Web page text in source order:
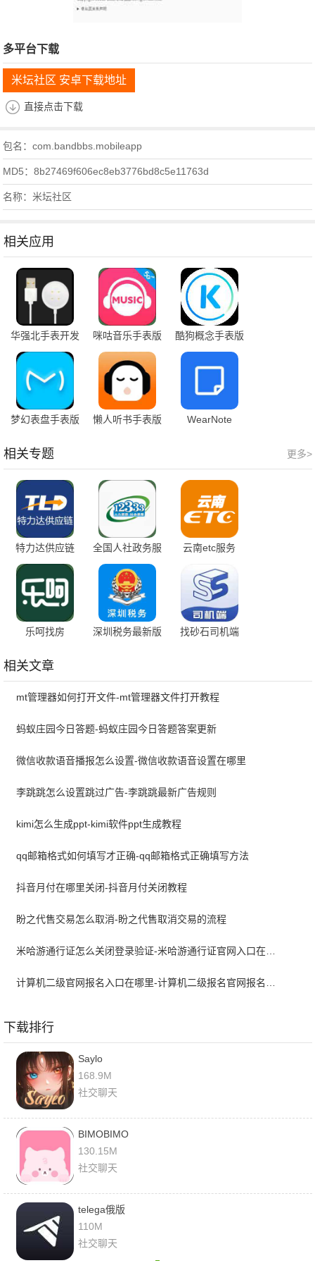
多平台下载
米坛社区 安卓下载地址
直接点击下载
包名：com.bandbbs.mobileapp
MD5：8b27469f606ec8eb3776bd8c5e11763d
名称：米坛社区
相关应用
华强北手表开发
工具
咪咕音乐手表版 酷狗概念手表版
梦幻表盘手表版 懒人听书手表版 WearNote
更多>
相关专题
特力达供应链
全国人社政务服
务平台
云南etc服务
乐呵找房 深圳税务最新版 找砂石司机端
相关文章
mt管理器如何打开文件-mt管理器文件打开教程
蚂蚁庄园今日答题-蚂蚁庄园今日答题答案更新
微信收款语音播报怎么设置-微信收款语音设置在哪里
李跳跳怎么设置跳过广告-李跳跳最新广告规则
kimi怎么生成ppt-kimi软件ppt生成教程
qq邮箱格式如何填写才正确-qq邮箱格式正确填写方法
抖音月付在哪里关闭-抖音月付关闭教程
盼之代售交易怎么取消-盼之代售取消交易的流程
米哈游通行证怎么关闭登录验证-米哈游通行证官网入口在哪里
下载排行
Saylo
168.9M
社交聊天
BIMOBIMO
130.15M
社交聊天
telega俄版
110M
社交聊天